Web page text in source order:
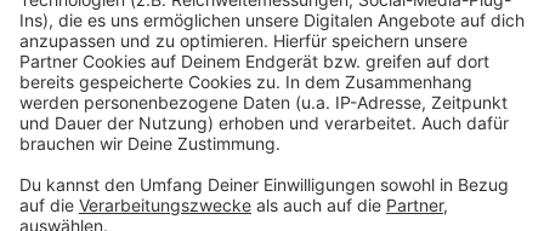
Anzeige
Wir benötigen Ihre
Zustimmung, um den YouTube
Video-Service zu laden!